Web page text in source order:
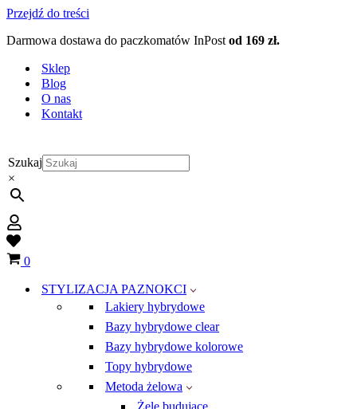
Przejdź do treści
Darmowa dostawa do paczkomatów InPost od 169 zł.
Sklep
Blog
O nas
Kontakt
Szukaj
×
Wish
listKoszyk
0
STYLIZACJA PAZNOKCI
Lakiery hybrydowe
Bazy hybrydowe clear
Bazy hybrydowe kolorowe
Topy hybrydowe
Metoda żelowa
Żele budujące